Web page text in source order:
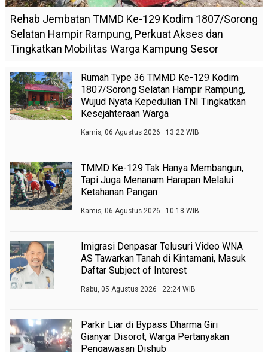
Rehab Jembatan TMMD Ke-129 Kodim 1807/Sorong
Selatan Hampir Rampung, Perkuat Akses dan
Tingkatkan Mobilitas Warga Kampung Sesor
Rumah Type 36 TMMD Ke-129 Kodim
1807/Sorong Selatan Hampir Rampung,
Wujud Nyata Kepedulian TNI Tingkatkan
Kesejahteraan Warga
Kamis, 06 Agustus 2026 13:22 WIB
TMMD Ke-129 Tak Hanya Membangun,
Tapi Juga Menanam Harapan Melalui
Ketahanan Pangan
Kamis, 06 Agustus 2026 10:18 WIB
Imigrasi Denpasar Telusuri Video WNA
AS Tawarkan Tanah di Kintamani, Masuk
Daftar Subject of Interest
Rabu, 05 Agustus 2026 22:24 WIB
Parkir Liar di Bypass Dharma Giri
Gianyar Disorot, Warga Pertanyakan
Pengawasan Dishub